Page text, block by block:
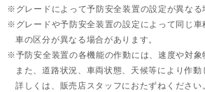
グレードによって予防安全装置の設定が異なる
グレードや予防安全装置の設定によって同じ車
車の区分が異なる場合があります。
予防安全装置の各機能の作動には、速度や対象
また、道路状況、車両状態、天候等により作動
詳しくは、販売店スタッフにおたずねください